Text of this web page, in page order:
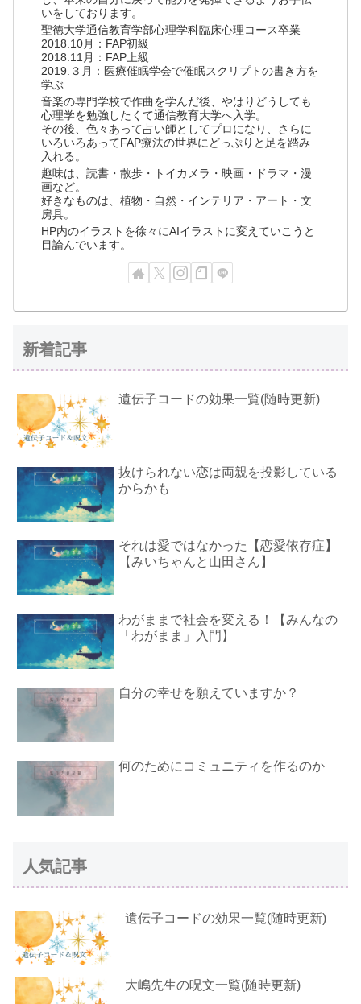
いをしております。
聖徳大学通信教育学部心理学科臨床心理コース卒業
2018.10月：FAP初級
2018.11月：FAP上級
2019.３月：医療催眠学会で催眠スクリプトの書き方を
学ぶ
音楽の専門学校で作曲を学んだ後、やはりどうしても
心理学を勉強したくて通信教育大学へ入学。
その後、色々あって占い師としてプロになり、さらに
いろいろあってFAP療法の世界にどっぷりと足を踏み
入れる。
趣味は、読書・散歩・トイカメラ・映画・ドラマ・漫
画など。
好きなものは、植物・自然・インテリア・アート・文
房具。
HP内のイラストを徐々にAIイラストに変えていこうと
目論んでいます。
新着記事
遺伝子コードの効果一覧(随時更新)
抜けられない恋は両親を投影している
からかも
それは愛ではなかった【恋愛依存症】
【みいちゃんと山田さん】
わがままで社会を変える！【みんなの
「わがまま」入門】
自分の幸せを願えていますか？
何のためにコミュニティを作るのか
人気記事
遺伝子コードの効果一覧(随時更新)
大嶋先生の呪文一覧(随時更新)